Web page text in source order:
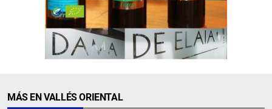
MÁS EN VALLÉS ORIENTAL